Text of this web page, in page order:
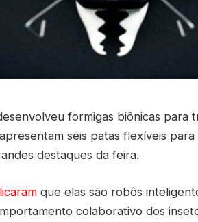
formigas biônicas para
seis patas flexíveis
destaques da feira.
que elas são robôs
colaborativo dos